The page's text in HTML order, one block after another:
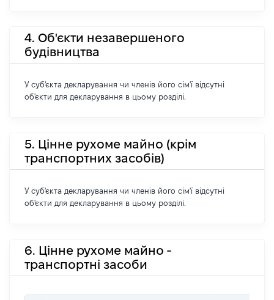
4. Об'єкти незавершеного
будівництва
У суб'єкта декларування чи членів його сім'ї відсутні
об'єкти для декларування в цьому розділі.
5. Цінне рухоме майно (крім
транспортних засобів)
У суб'єкта декларування чи членів його сім'ї відсутні
об'єкти для декларування в цьому розділі.
6. Цінне рухоме майно -
транспортні засоби